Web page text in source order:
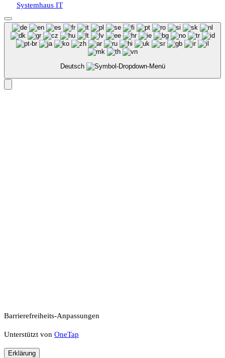
Systemhaus IT
Deutsch
Barrierefreiheits-Anpassungen
Unterstützt von OneTap
Erklärung